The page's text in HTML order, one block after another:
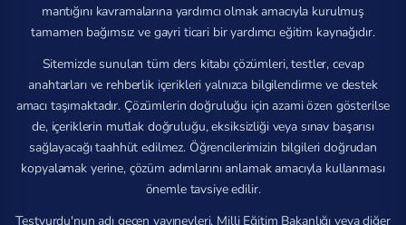
mantığını kavramalarına yardımcı olmak amacıyla kurulmuş
tamamen bağımsız ve gayri ticari bir yardımcı eğitim kaynağıdır.
Sitemizde sunulan tüm ders kitabı çözümleri, testler, cevap
anahtarları ve rehberlik içerikleri yalnızca bilgilendirme ve destek
amacı taşımaktadır. Çözümlerin doğruluğu için azami özen gösterilse
de, içeriklerin mutlak doğruluğu, eksiksizliği veya sınav başarısı
sağlayacağı taahhüt edilmez. Öğrencilerimizin bilgileri doğrudan
kopyalamak yerine, çözüm adımlarını anlamak amacıyla kullanması
önemle tavsiye edilir.
Testyurdu'nun adı geçen yayınevleri, Milli Eğitim Bakanlığı veya diğer